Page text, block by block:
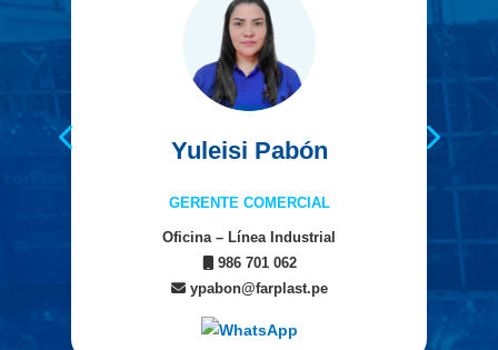
Yuleisi Pabón
GERENTE COMERCIAL
Oficina – Línea Industrial
986 701 062
ypabon@farplast.pe